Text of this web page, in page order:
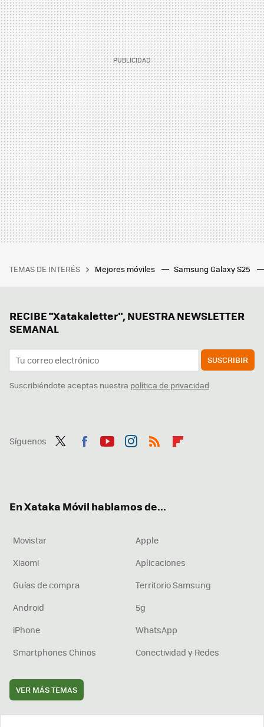
TEMAS DE INTERÉS Mejores móviles Samsung Galaxy S25
RECIBE "Xatakaletter", NUESTRA NEWSLETTER
SEMANAL
SUSCRIBIR
Suscribiéndote aceptas nuestra política de privacidad
Síguenos
En Xataka Móvil hablamos de...
Movistar
Apple
Xiaomi
Aplicaciones
Guías de compra
Territorio Samsung
Android
5g
iPhone
WhatsApp
Smartphones Chinos
Conectividad y Redes
VER MÁS TEMAS